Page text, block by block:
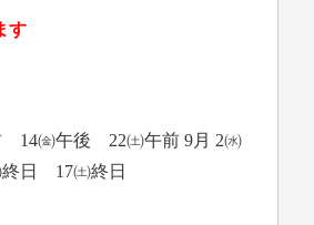
す
㈮午後 22㈯午前 9月 2㈬
終日 17㈯終日